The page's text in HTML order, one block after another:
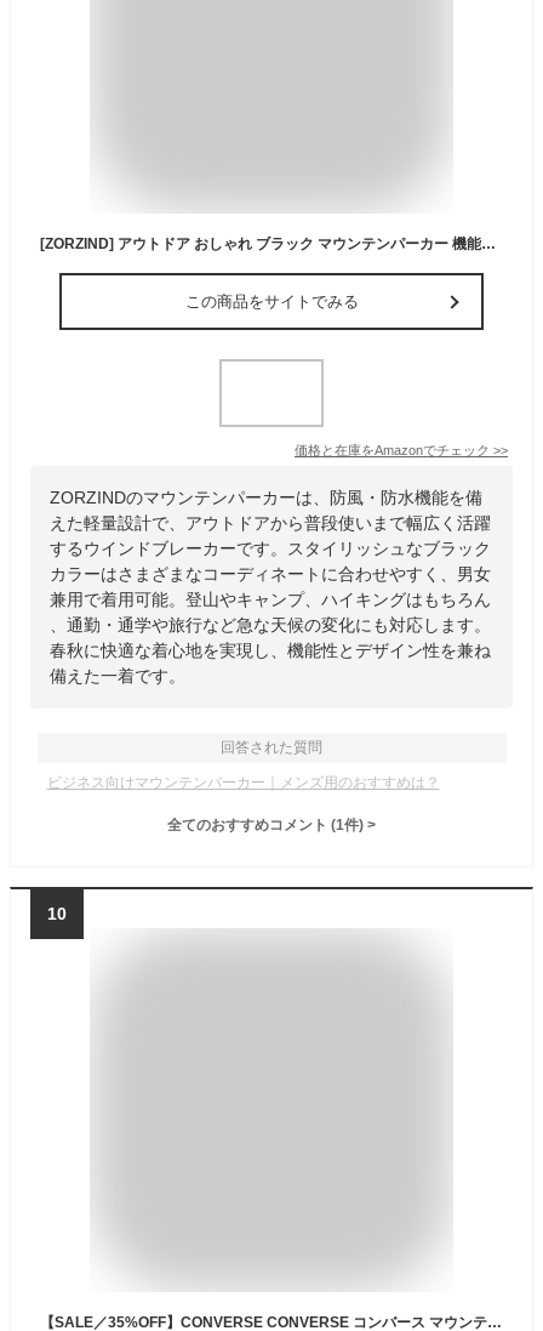
[ZORZIND] アウトドア おしゃれ ブラック マウンテンパーカー 機能防風防水 軽量 登山 カジュアル ウインドブレーカー 男女兼用 春秋服 (2XL)
この商品をサイトでみる
価格と在庫をAmazonでチェック >>
ZORZINDのマウンテンパーカーは、防風・防水機能を備
えた軽量設計で、アウトドアから普段使いまで幅広く活躍
するウインドブレーカーです。スタイリッシュなブラック
カラーはさまざまなコーディネートに合わせやすく、男女
兼用で着用可能。登山やキャンプ、ハイキングはもちろん
、通勤・通学や旅行など急な天候の変化にも対応します。
春秋に快適な着心地を実現し、機能性とデザイン性を兼ね
備えた一着です。
回答された質問
ビジネス向けマウンテンパーカー｜メンズ用のおすすめは？
全てのおすすめコメント (1件) >
10
【SALE／35%OFF】CONVERSE CONVERSE コンバース マウンテンパーカー メンズ 防風 撥水 ジャケット レディース ユニセックス マルカワ ジャケット・アウター ナイロンジャケット ネイビー カーキグリーン ブラック【送料無料】